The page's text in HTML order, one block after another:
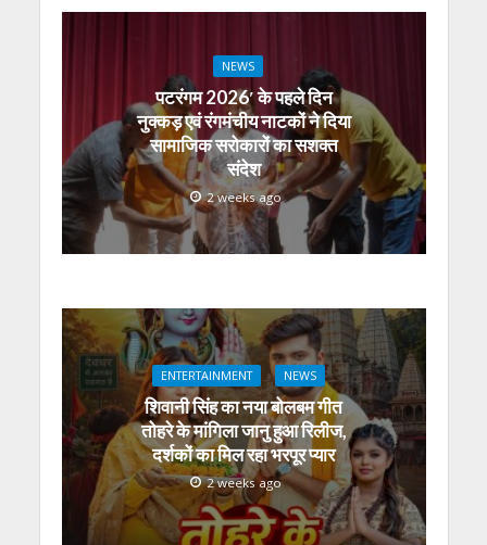
NEWS
पटरंगम 2026′ के पहले दिन
नुक्कड़ एवं रंगमंचीय नाटकों ने दिया
सामाजिक सरोकारों का सशक्त
संदेश
2 weeks ago
ENTERTAINMENT NEWS
शिवानी सिंह का नया बोलबम गीत
तोहरे के मांगिला जानु हुआ रिलीज,
दर्शकों का मिल रहा भरपूर प्यार
2 weeks ago